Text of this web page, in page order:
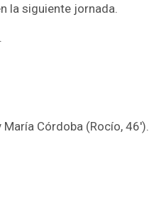
la siguiente jornada.
Córdoba (Rocío, 46′).